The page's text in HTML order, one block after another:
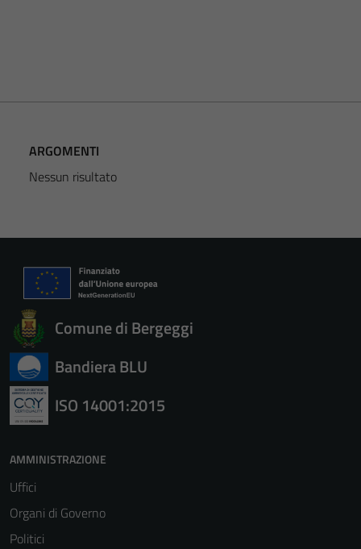
ARGOMENTI
Nessun risultato
Comune di Bergeggi
Bandiera BLU
ISO 14001:2015
AMMINISTRAZIONE
Uffici
Organi di Governo
Politici